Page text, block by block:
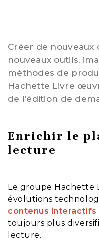
Créer de nouveaux
nouveaux outils,
méthodes de
Hachette Livre
de l’édition de
Enrichir le
lecture
Le groupe Hachette
évolutions
contenus interactifs
toujours plus
lecture.